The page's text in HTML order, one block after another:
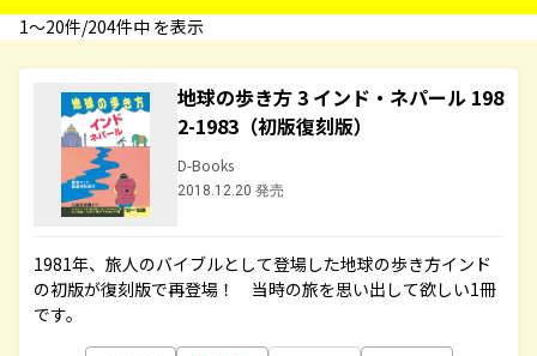
1〜20件/204件中 を表示
地球の歩き方 3 インド・ネパール 198
2-1983（初版復刻版）
D-Books
2018.12.20 発売
1981年、旅人のバイブルとして登場した地球の歩き方インド
の初版が復刻版で再登場！ 当時の旅を思い出して欲しい1冊
です。